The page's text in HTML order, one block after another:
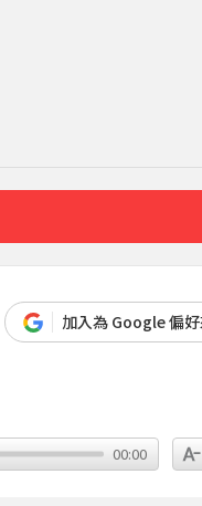
加入為 Google 偏
00:00